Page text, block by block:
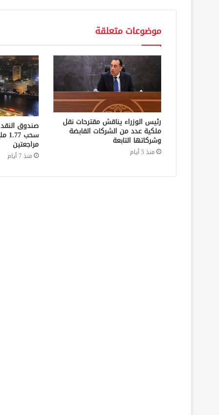
موضوعات متعلقة
رئيس الوزراء يناقش مقترحات نقل
ملكية عدد من الشركات القابضة
وشركاتها التابعة
منذ 5 أيام
صندوق
مراجعتين
منذ 7 أيام